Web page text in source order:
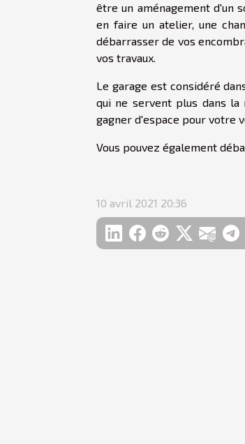
être un aménagement d'un
en faire un atelier, une
débarrasser de vos
vos travaux.
Le garage est considéré
qui ne servent plus dans la
gagner d'espace pour votre
Vous pouvez également
10 avril 2021 20:36